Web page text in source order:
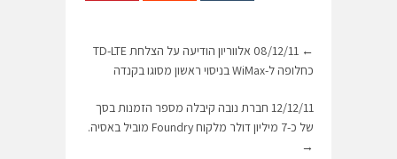
←
08/12/11 אלווריון הודיעה על הצלחת TD-LTE
כחלופה ל-WiMax בניסוי ראשון מסוגו בקנדה
12/12/11 חברת נובה קיבלה מספר הזמנות בסך
של כ-7 מיליון דולר מלקוח Foundry מוביל באסיה.
→